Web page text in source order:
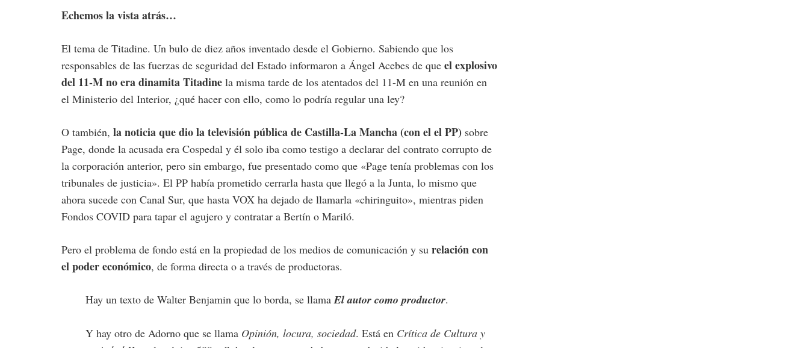
Echemos la vista atrás…
El tema de Titadine. Un bulo de diez años inventado desde el Gobierno. Sabiendo que los
responsables de las fuerzas de seguridad del Estado informaron a Ángel Acebes de que el explosivo
del 11-M no era dinamita Titadine la misma tarde de los atentados del 11-M en una reunión en
el Ministerio del Interior, ¿qué hacer con ello, como lo podría regular una ley?
O también, la noticia que dio la televisión pública de Castilla-La Mancha (con el el PP) sobre
Page, donde la acusada era Cospedal y él solo iba como testigo a declarar del contrato corrupto de
la corporación anterior, pero sin embargo, fue presentado como que «Page tenía problemas con los
tribunales de justicia». El PP había prometido cerrarla hasta que llegó a la Junta, lo mismo que
ahora sucede con Canal Sur, que hasta VOX ha dejado de llamarla «chiringuito», mientras piden
Fondos COVID para tapar el agujero y contratar a Bertín o Mariló.
Pero el problema de fondo está en la propiedad de los medios de comunicación y su relación con
el poder económico, de forma directa o a través de productoras.
Hay un texto de Walter Benjamin que lo borda, se llamaEl autor como productor.
Y hay otro de Adorno que se llama Opinión, locura, sociedad. Está en Crítica de Cultura y